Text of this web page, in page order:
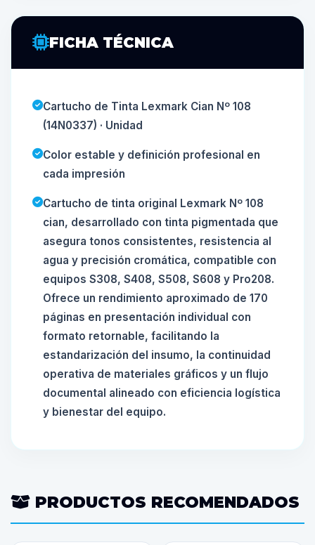
FICHA TÉCNICA
Cartucho de Tinta Lexmark Cian Nº 108
(14N0337) · Unidad
Color estable y definición profesional en
cada impresión
Cartucho de tinta original Lexmark Nº 108
cian, desarrollado con tinta pigmentada que
asegura tonos consistentes, resistencia al
agua y precisión cromática, compatible con
equipos S308, S408, S508, S608 y Pro208.
Ofrece un rendimiento aproximado de 170
páginas en presentación individual con
formato retornable, facilitando la
estandarización del insumo, la continuidad
operativa de materiales gráficos y un flujo
documental alineado con eficiencia logística
y bienestar del equipo.
PRODUCTOS RECOMENDADOS